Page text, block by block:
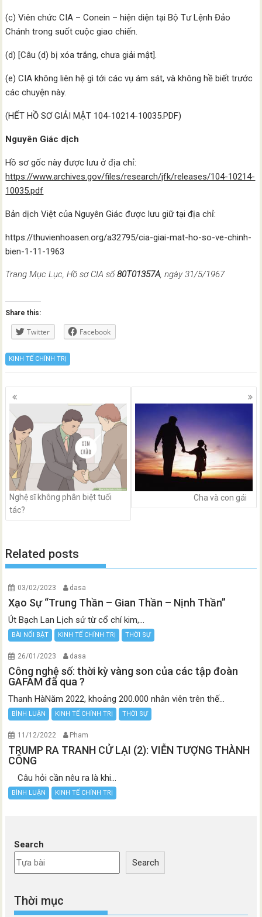
(c) Viên chức CIA – Conein – hiện diện tại Bộ Tư Lệnh Đảo
Chánh trong suốt cuộc giao chiến.
(d) [Câu (d) bị xóa trắng, chưa giải mật].
(e) CIA không liên hệ gì tới các vụ ám sát, và không hề biết trước
các chuyện này.
(HẾT HỒ SƠ GIẢI MẬT 104-10214-10035.PDF)
Nguyên Giác dịch
Hồ sơ gốc này được lưu ở địa chỉ:
https://www.archives.gov/files/research/jfk/releases/104-10214-
10035.pdf
Bản dịch Việt của Nguyên Giác được lưu giữ tại địa chỉ:
https://thuvienhoasen.org/a32795/cia-giai-mat-ho-so-ve-chinh-
bien-1-11-1963
Trang Mục Lục, Hồ sơ CIA số80T01357A, ngày 31/5/1967
Share this:
Twitter Facebook
KINH TẾ CHÍNH TRỊ
Posts
navigation
Nghệ sĩ không phân biệt tuổi
tác?
Cha và con gái
Related posts
03/02/2023 dasa
Xạo Sự “Trung Thần – Gian Thần – Nịnh Thần”
Út Bạch Lan Lịch sử từ cổ chí kim,...
BÀI NỔI BẬT KINH TẾ CHÍNH TRỊ THỜI SỰ
26/01/2023 dasa
Công nghệ số: thời kỳ vàng son của các tập đoàn
GAFAM đã qua ?
Thanh HàNăm 2022, khoảng 200.000 nhân viên trên thế...
BÌNH LUẬN KINH TẾ CHÍNH TRỊ THỜI SỰ
11/12/2022 Pham
TRUMP RA TRANH CỬ LẠI (2): VIỄN TƯỢNG THÀNH
CÔNG
Câu hỏi cần nêu ra là khi...
BÌNH LUẬN KINH TẾ CHÍNH TRỊ
Search
Search
Thời mục